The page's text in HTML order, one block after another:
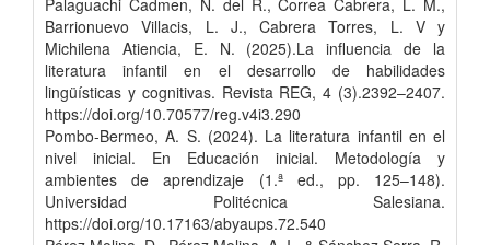
Barrionuevo Villacis, L. J., Cabrera Torres, L. V y
Michilena Atiencia, E. N. (2025).La influencia de la
literatura infantil en el desarrollo de habilidades
lingüísticas y cognitivas. Revista REG, 4 (3).2392–2407.
https://doi.org/10.70577/reg.v4i3.290
Pombo-Bermeo, A. S. (2024). La literatura infantil en el
nivel inicial. En Educación inicial. Metodología y
ambientes de aprendizaje (1.ª ed., pp. 125–148).
Universidad Politécnica Salesiana.
https://doi.org/10.17163/abyaups.72.540